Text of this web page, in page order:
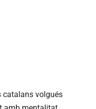
catalans volgués